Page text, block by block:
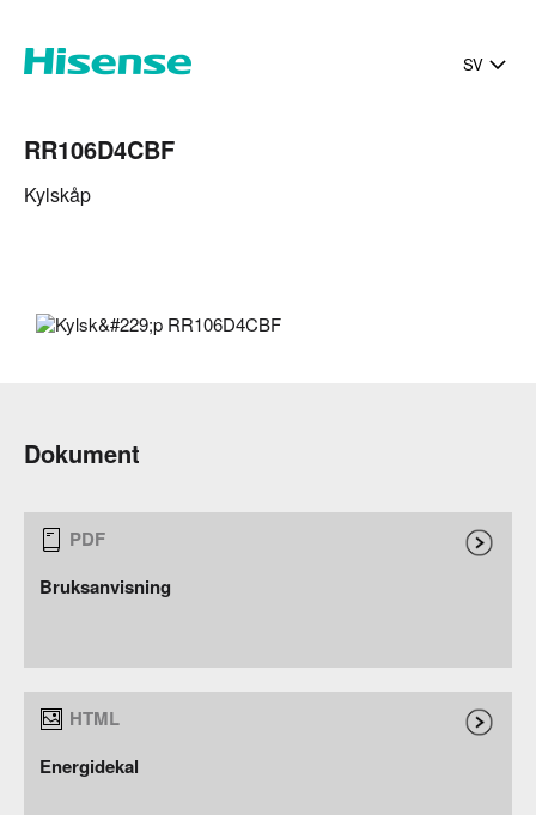
SV
RR106D4CBF
Kylskåp
Dokument
Bruksanvisning
Energidekal